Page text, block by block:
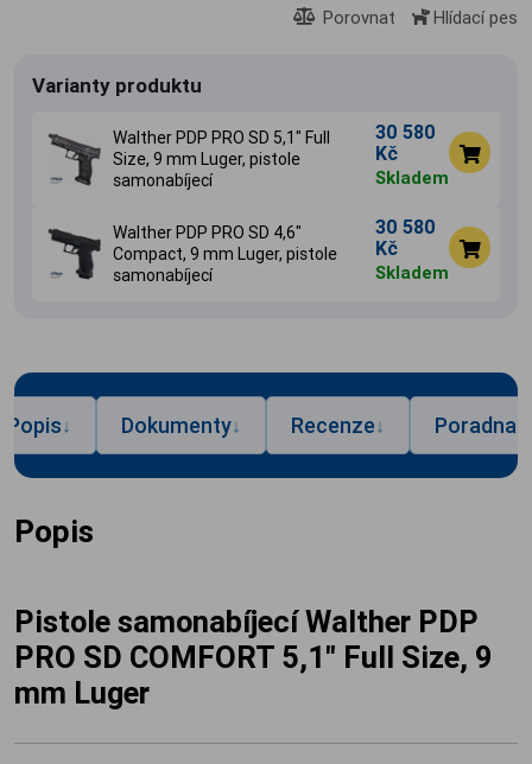
Porovnat Hlídací pes
Varianty produktu
Walther PDP PRO SD 5,1" Full
Size, 9 mm Luger, pistole
samonabíjecí
30 580
Kč
Skladem
Walther PDP PRO SD 4,6"
Compact, 9 mm Luger, pistole
samonabíjecí
30 580
Kč
Skladem
Popis↓ Dokumenty↓ Recenze↓ Poradna
Popis
Pistole samonabíjecí Walther PDP
PRO SD COMFORT 5,1" Full Size, 9
mm Luger